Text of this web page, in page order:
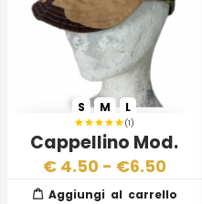
(1)
Cappellino Mod.
Somalia 1990 –
Esercito Italiano
S M L
€ 4.50 - €6.50